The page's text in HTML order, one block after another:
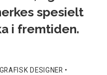
spesielt
i fremtiden.
DESIGNER •